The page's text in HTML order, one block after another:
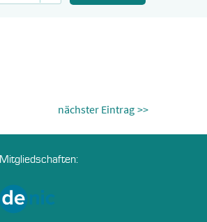
nächster Eintrag
Mitgliedschaften: